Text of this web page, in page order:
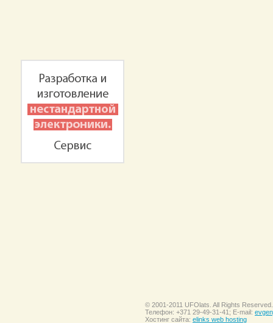
© 2001-2011 UFOlats. All Rights Reserved.
Телефон: +371 29-49-31-41; E-mail:
Хостинг сайта: elinks web hosting